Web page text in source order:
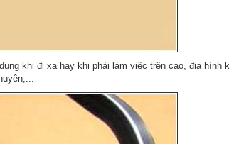
khi đi xa hay khi phải làm việc trên cao, địa hình